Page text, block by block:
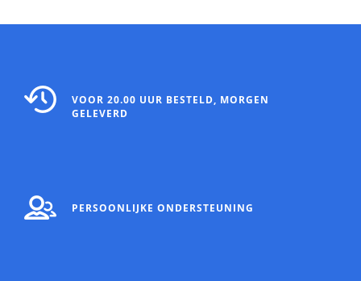
VOOR 20.00 UUR BESTELD, MORGEN
GELEVERD
PERSOONLIJKE ONDERSTEUNING